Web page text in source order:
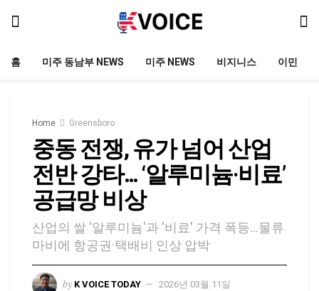
홈 미주 동남부 NEWS 미주 NEWS 비지니스 이민
Home Greensboro
중동 전쟁, 유가 넘어 산업
전반 강타… ‘알루미늄·비료’
공급망 비상
산업의 쌀 '알루미늄'과 '비료' 가격 폭등...물류
마비에 항공권·택배비 인상 압박
by K VOICE TODAY 2026년 03월 11일